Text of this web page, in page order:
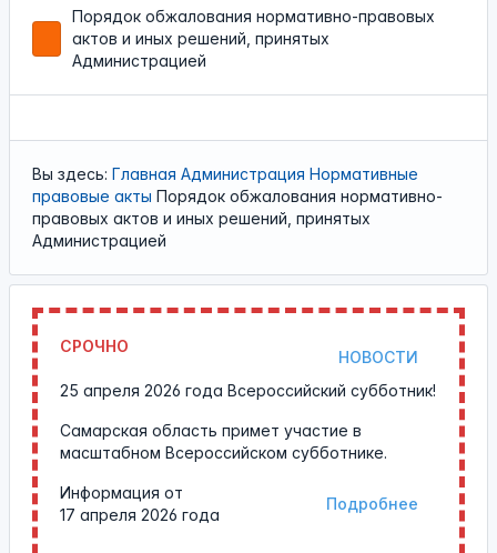
Порядок обжалования нормативно-правовых
актов и иных решений, принятых
Администрацией
Вы здесь: Главная Администрация Нормативные
правовые акты Порядок обжалования нормативно-
правовых актов и иных решений, принятых
Администрацией
СРОЧНО
НОВОСТИ
25 апреля 2026 года Всероссийский субботник!
Самарская область примет участие в
масштабном Всероссийском субботнике.
Подробнее
Информация от
17 апреля 2026 года